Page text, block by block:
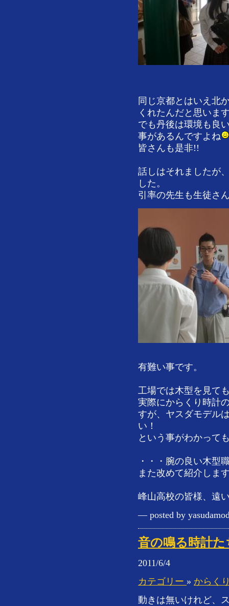
同じ京都とはいえ北
くれたんだと思いま
でも丹後は環境も良
事があるんですよね
皆さんも是非!!
話しはそれましたが
した。
引率の先生も生徒さ
有難い事です。
工場では木型を見て
実際にからくり時計
すが、ヤスダモデル
い！
という事がわかって
・・・腕の良い木型
また改めて紹介しま
峰山高校の皆様、遠
— posted by
音の鳴る時計た
2011/6/4
カテゴリー » からく
動きは無いけれど、